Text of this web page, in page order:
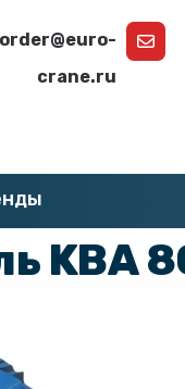
order@euro-
crane.ru
DEMAG
KBA